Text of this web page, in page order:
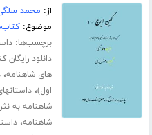
از: محمد
موضوع:
برچسب‌ها:
دانلود
های شاهنامه،
اول)،
شاهنامه به نثر
شاهنامه،